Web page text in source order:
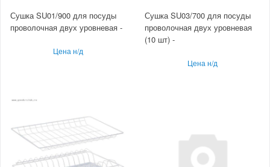
Сушка SU01/900 для посуды
проволочная двух уровневая -
Цена н/д
Сушка SU03/700 для посуды
проволочная двух уровневая
(10 шт) -
Цена н/д